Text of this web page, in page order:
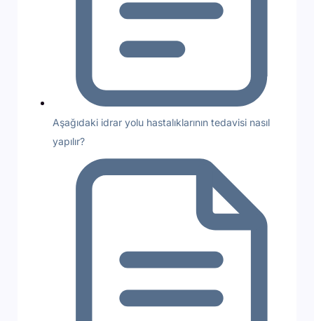
Aşağıdaki idrar yolu hastalıklarının tedavisi nasıl
yapılır?